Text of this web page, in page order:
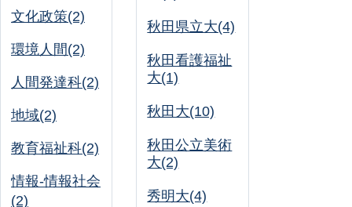
文化政策(2)
環境人間(2)
人間発達科(2)
地域(2)
教育福祉科(2)
情報-情報社会
(2)
秋田県立大(4)
秋田看護福祉
大(1)
秋田大(10)
秋田公立美術
大(2)
秀明大(4)